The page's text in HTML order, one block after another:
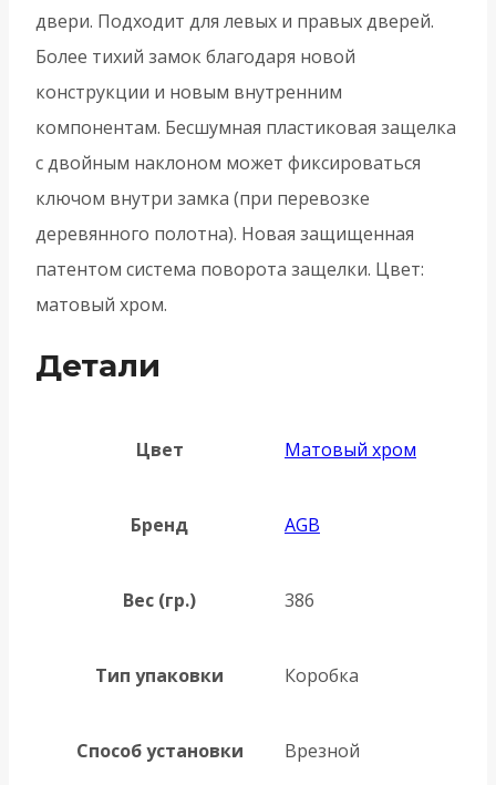
двери. Подходит для левых и правых дверей.
Более тихий замок благодаря новой
конструкции и новым внутренним
компонентам. Бесшумная пластиковая защелка
с двойным наклоном может фиксироваться
ключом внутри замка (при перевозке
деревянного полотна). Новая защищенная
патентом система поворота защелки. Цвет:
матовый хром.
Детали
Цвет Матовый хром
Бренд AGB
Вес (гр.) 386
Тип упаковки Коробка
Способ установки Врезной